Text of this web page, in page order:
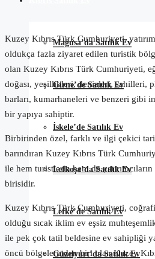
Mağusa’da Satılık Ev
Girne’de Satılık Ev
İskele’de Satılık Ev
Lefkoşa’da Satılık Ev
Lefke’de Satılık Ev
Güzelyurt’da Satılık Ev
Kuzey Kıbrıs Türk Cumhuriyeti,
oldukça fazla ziyaret edilen turistik
olan Kuzey Kıbrıs Türk Cumhuriyeti,
doğası, yeşillikleri, denizleri, sahilleri,
barları, kumarhaneleri ve benzeri gibi
bir yapıya sahiptir.
Birbirinden özel, farklı ve ilgi çekici
barındıran Kuzey Kıbrıs Türk
ile hem turistlerin hem de
birisidir.
Kuzey Kıbrıs Türk Cumhuriyeti,
olduğu sıcak iklim ev eşsiz
ile pek çok tatil beldesine ev sahipliği
öncü bölgelerinden biri olan Kuzey